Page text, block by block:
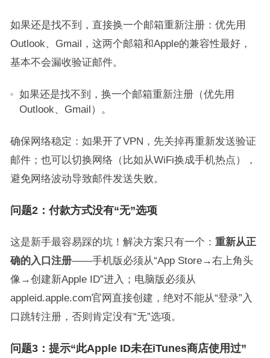
如果还是找不到，直接换一个邮箱重新注册：优先用
Outlook、Gmail，这两个邮箱和Apple的兼容性最好，
基本不会漏收验证邮件。
如果还是找不到，换一个邮箱重新注册（优先用
Outlook、Gmail）。
确保网络稳定：如果开了VPN，先关掉再重新发送验证
邮件；也可以切换网络（比如从WiFi换成手机热点），
避免网络波动导致邮件发送失败。
问题2：付款方式没有“无”选项
这是新手最容易踩的坑！解决方案只有一个： 重新从正
确的入口注册——手机版必须从“App Store→右上角头
像→创建新Apple ID”进入；电脑版必须从
appleid.apple.com官网直接创建，绝对不能从“登录”入
口跳转注册，否则肯定没有“无”选项。
问题3：提示“此Apple ID未在iTunes商店使用过”